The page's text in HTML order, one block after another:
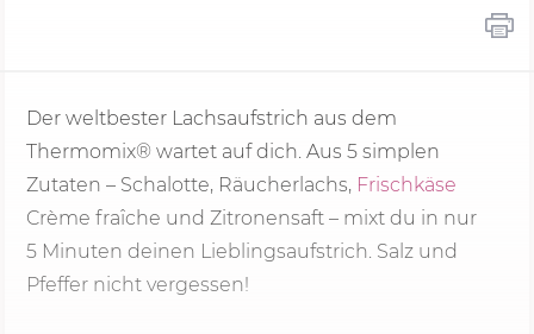
Der weltbester Lachsaufstrich aus dem
Thermomix® wartet auf dich. Aus 5 simplen
Zutaten – Schalotte, Räucherlachs, Frischkäse
Crème fraîche und Zitronensaft – mixt du in nur
5 Minuten deinen Lieblingsaufstrich. Salz und
Pfeffer nicht vergessen!